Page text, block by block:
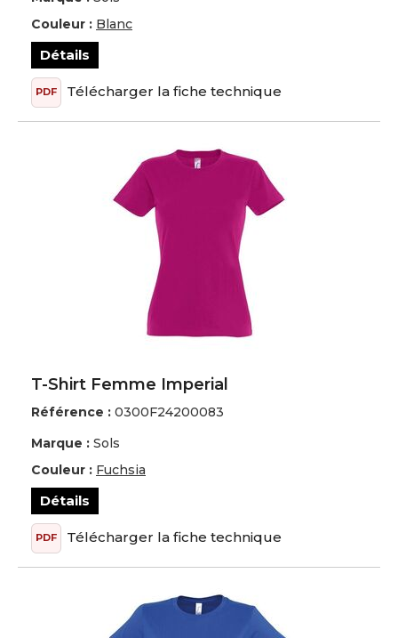
Couleur : Blanc
Détails
PDF Télécharger la fiche technique
T-Shirt Femme Imperial
Référence : 0300F24200083
Marque : Sols
Couleur : Fuchsia
Détails
PDF Télécharger la fiche technique